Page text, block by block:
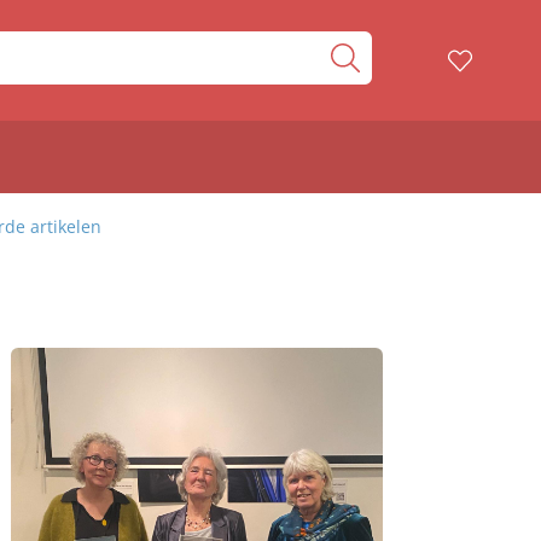
artikelen